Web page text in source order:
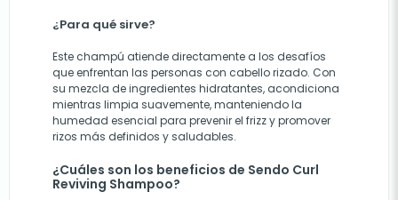
¿Para qué sirve?
Este champú atiende directamente a los desafíos
que enfrentan las personas con cabello rizado. Con
su mezcla de ingredientes hidratantes, acondiciona
mientras limpia suavemente, manteniendo la
humedad esencial para prevenir el frizz y promover
rizos más definidos y saludables.
¿Cuáles son los beneficios de Sendo Curl
Reviving Shampoo?